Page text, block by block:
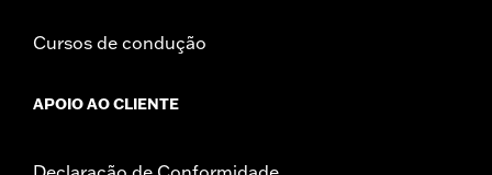
Cursos de condução
APOIO AO CLIENTE